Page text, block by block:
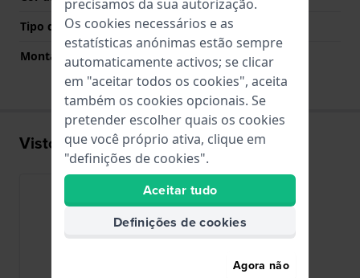
Tipo de montagem
Parafusos
Montagem Reta
Não
Visto recentemente
precisamos da sua autorização.
Os cookies necessários e as
estatísticas anónimas estão sempre
automaticamente activos; se clicar
em "aceitar todos os cookies", aceita
também os cookies opcionais. Se
pretender escolher quais os cookies
que você próprio ativa, clique em
"definições de cookies".
Aceitar tudo
Definições de cookies
Agora não